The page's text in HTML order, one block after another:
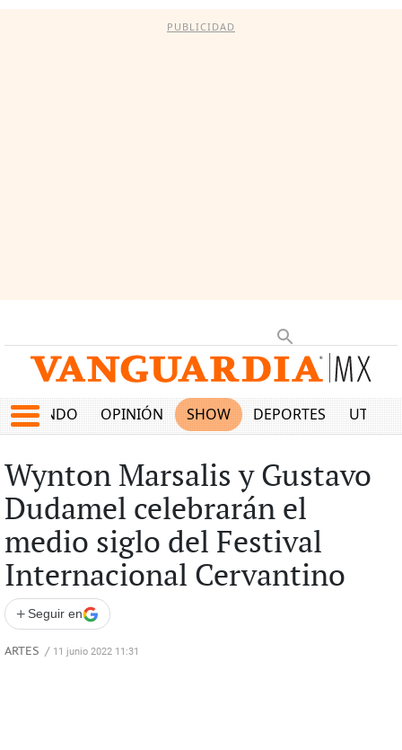
PUBLICIDAD
MUNDO OPINIÓN SHOW DEPORTES
Wynton Marsalis y Gustavo
Dudamel celebrarán el
medio siglo del Festival
Internacional Cervantino
+ Seguir en
ARTES / 11 junio 2022 11:31